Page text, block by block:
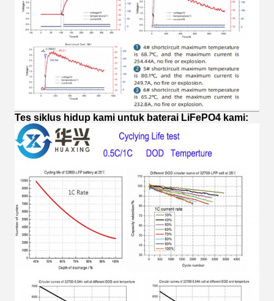
Tes siklus hidup kami untuk baterai LiFePO4 kami: